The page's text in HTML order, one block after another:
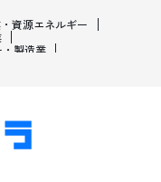
資源エネルギー
製造業
造業
ーカー・製造業
ー・製造業